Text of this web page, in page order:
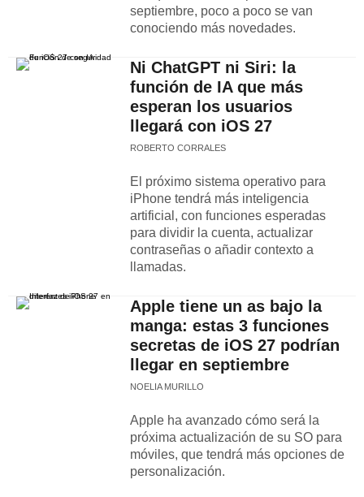
septiembre, poco a poco se van
conociendo más novedades.
Ni ChatGPT ni Siri: la
función de IA que más
esperan los usuarios
llegará con iOS 27
ROBERTO CORRALES
El próximo sistema operativo para
iPhone tendrá más inteligencia
artificial, con funciones esperadas
para dividir la cuenta, actualizar
contraseñas o añadir contexto a
llamadas.
Apple tiene un as bajo la
manga: estas 3 funciones
secretas de iOS 27 podrían
llegar en septiembre
NOELIA MURILLO
Apple ha avanzado cómo será la
próxima actualización de su SO para
móviles, que tendrá más opciones de
personalización.